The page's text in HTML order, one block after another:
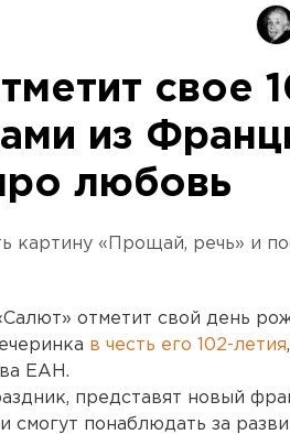
свое
из
любовь
картину «Прощай, речь» и
отметит свой день
в честь его 102-летия
ЕАН.
представят новый
смогут понаблюдать за